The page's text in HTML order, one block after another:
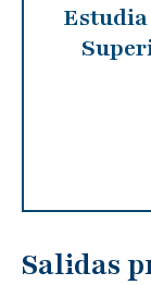
Salidas